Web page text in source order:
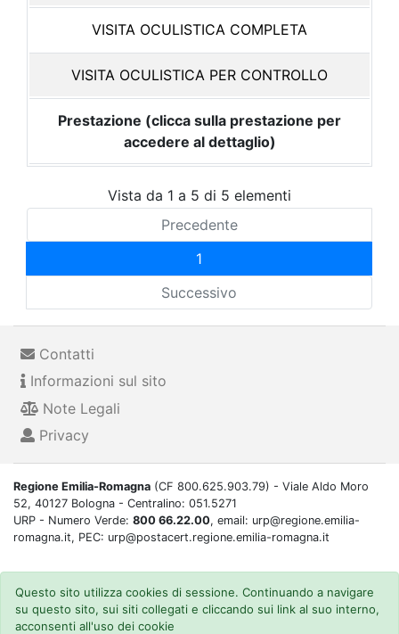
VISITA OCULISTICA COMPLETA
VISITA OCULISTICA PER CONTROLLO
Prestazione (clicca sulla prestazione per
accedere al dettaglio)
Vista da 1 a 5 di 5 elementi
Precedente
1
Successivo
Contatti
Informazioni sul sito
Note Legali
Privacy
Regione Emilia-Romagna (CF 800.625.903.79) - Viale Aldo Moro
52, 40127 Bologna - Centralino: 051.5271
URP - Numero Verde: 800 66.22.00, email: urp@regione.emilia-
romagna.it, PEC: urp@postacert.regione.emilia-romagna.it
Questo sito utilizza cookies di sessione. Continuando a navigare
su questo sito, sui siti collegati e cliccando sui link al suo interno,
acconsenti all'uso dei cookie